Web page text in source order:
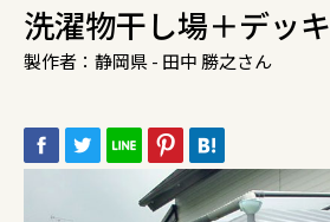
洗濯物干し場＋デッキ
製作者：静岡県 - 田中 勝之さん